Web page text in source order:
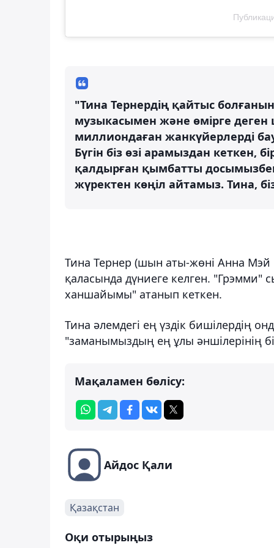
"Тина Тернердің қайтыс
музыкасымен және өмірге деген
миллиондаған жанкүйерлерді
Бүгін біз өзі арамыздан кеткен,
қалдырған қымбатты
жүректен көңіл айтамыз. Тина,
Тина Тернер (шын аты-жөні Анна
қаласында дүниеге келген. "Грэмми"
ханшайымы" атанып кеткен.
Тина әлемдегі ең үздік бишілердің
"заманымыздың ең ұлы әншілерінің
Мақаламен бөлісу:
Айдос Қали
Қазақстан
Оқи отырыңыз